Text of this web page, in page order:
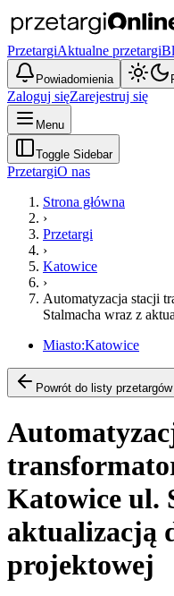
PrzetargiAktualne przetargi
Powiadomienia
Zaloguj sięZarejestruj się
Menu
Toggle Sidebar
PrzetargiO nas
Strona główna
›
Przetargi
›
Katowice
›
Automatyzacja stacji
Stalmacha wraz z
Miasto:Katowice
Powrót do listy przetargów
Katowice ul.
aktualizacją
projektowej